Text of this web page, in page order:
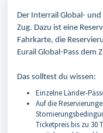
Der Interrail Global- und
Zug. Dazu ist eine
Fahrkarte, die
Eurail Global-Pass dem
Das solltest du wissen:
Einzelne Länder-
Auf die
Ticketpreis bis zu 30